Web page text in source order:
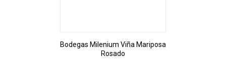
Bodegas Milenium Viña Mariposa
Rosado